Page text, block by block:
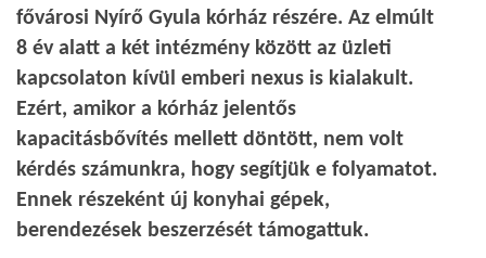
fővárosi Nyírő Gyula kórház részére. Az elmúlt
8 év alatt a két intézmény között az üzleti
kapcsolaton kívül emberi nexus is kialakult.
Ezért, amikor a kórház jelentős
kapacitásbővítés mellett döntött, nem volt
kérdés számunkra, hogy segítjük e folyamatot.
Ennek részeként új konyhai gépek,
berendezések beszerzését támogattuk.